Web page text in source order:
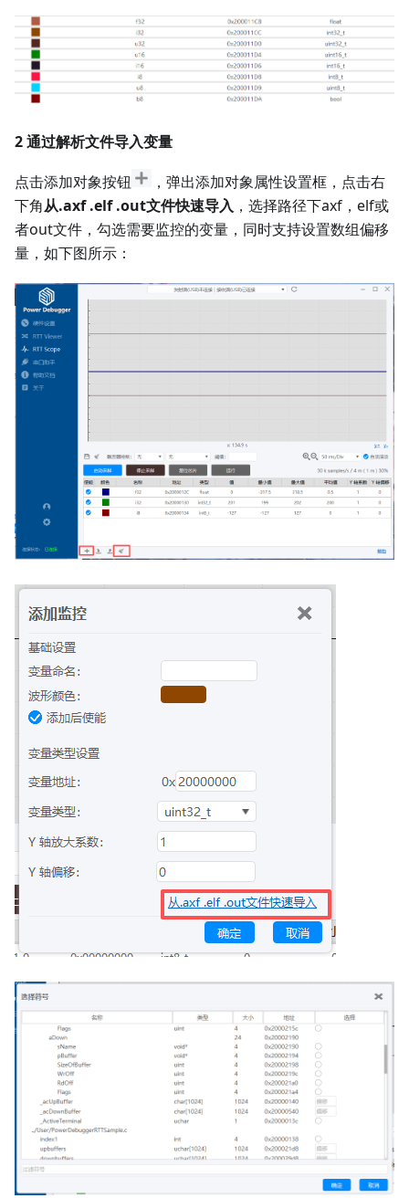
2 通过解析文件导入变量
点击添加对象按钮
，弹出添加对象属性设置框，点击右
下角从.axf .elf .out文件快速导入，选择路径下axf，elf或
者out文件，勾选需要监控的变量，同时支持设置数组偏移
量，如下图所示：